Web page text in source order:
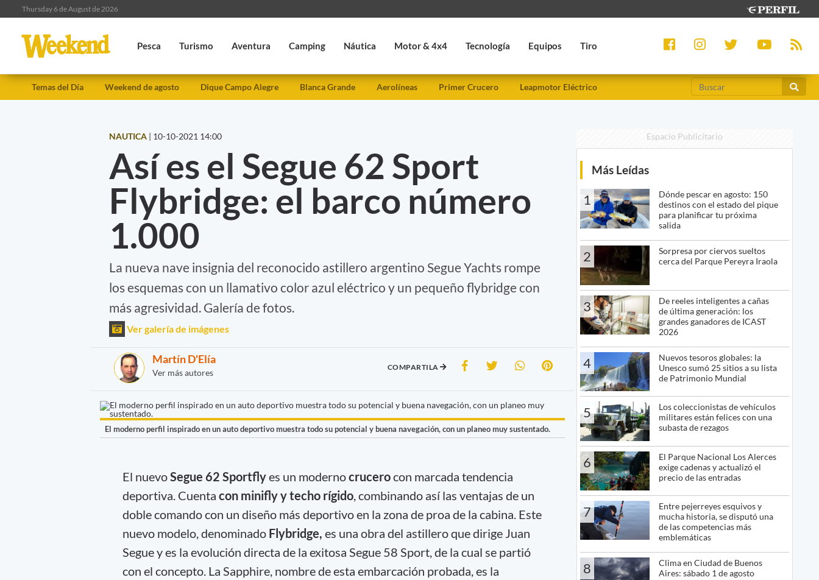
Thursday 6 de August de 2026
Pesca Turismo Aventura Camping Náutica Motor & 4x4 Tecnología Equipos Tiro
Temas del Día Weekend de agosto Dique Campo Alegre Blanca Grande Aerolíneas Primer Crucero Leapmotor Eléctrico
NAUTICA | 10-10-2021 14:00
Así es el Segue 62 Sport
Flybridge: el barco número
1.000
La nueva nave insignia del reconocido astillero argentino Segue Yachts rompe
los esquemas con un llamativo color azul eléctrico y un pequeño flybridge con
más agresividad. Galería de fotos.
Ver galería de imágenes
Martín D'Elía
Ver más autores
COMPARTILA
El moderno perfil inspirado en un auto deportivo muestra todo su potencial y buena navegación, con un planeo muy sustentado.
El nuevoSegue 62 Sportflyes un modernocrucerocon marcada tendencia
deportiva. Cuenta con minifly y techo rígido, combinando así las ventajas de un
doble comando con un diseño más deportivo en la zona de proa de la cabina. Este
nuevo modelo, denominado Flybridge, es una obra del astillero que dirige Juan
Segue y es la evolución directa de la exitosa Segue 58 Sport, de la cual se partió
con el concepto. La Sapphire, nombre de esta embarcación probada, es la
Espacio Publicitario
Más Leídas
1
Dónde pescar en agosto: 150
destinos con el estado del pique
para planificar tu próxima
salida
2
Sorpresa por ciervos sueltos
cerca del Parque Pereyra Iraola
3
De reeles inteligentes a cañas
de última generación: los
grandes ganadores de ICAST
2026
4
Nuevos tesoros globales: la
Unesco sumó 25 sitios a su lista
de Patrimonio Mundial
5
Los coleccionistas de vehículos
militares están felices con una
subasta de rezagos
6
El Parque Nacional Los Alerces
exige cadenas y actualizó el
precio de las entradas
7
Entre pejerreyes esquivos y
mucha historia, se disputó una
de las competencias más
emblemáticas
8
Clima en Ciudad de Buenos
Aires: sábado 1 de agosto